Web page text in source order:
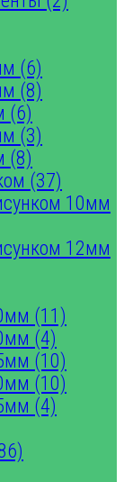
(6)
(8)
(6)
(3)
(8)
(37)
10мм
12мм
(11)
(4)
(10)
(10)
(4)